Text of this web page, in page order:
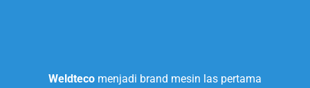
Weldtecomenjadi brand mesin las pertama